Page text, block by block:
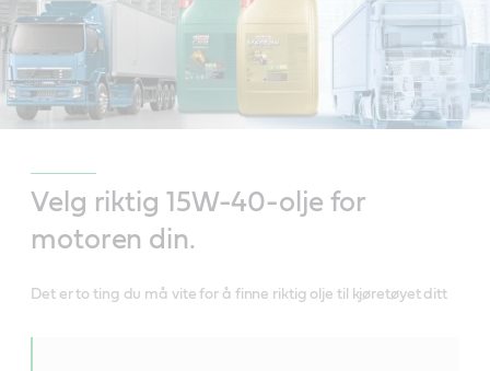
Velg riktig 15W-40-olje for
motoren din.
Det er to ting du må vite for å finne riktig olje til kjøretøyet ditt